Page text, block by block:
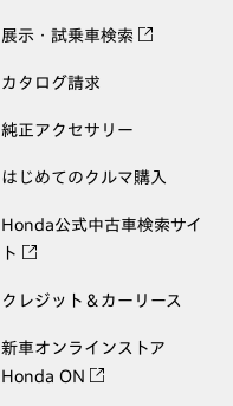
展示・試乗車検索
カタログ請求
純正アクセサリー
はじめてのクルマ購入
Honda公式中古車検索サイ
ト
クレジット＆カーリース
新車オンラインストア
Honda ON